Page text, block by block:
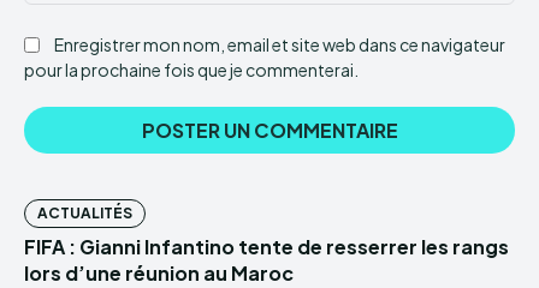
Enregistrer mon nom, email et site web dans ce navigateur
pour la prochaine fois que je commenterai.
ACTUALITÉS
FIFA : Gianni Infantino tente de resserrer les rangs
lors d’une réunion au Maroc